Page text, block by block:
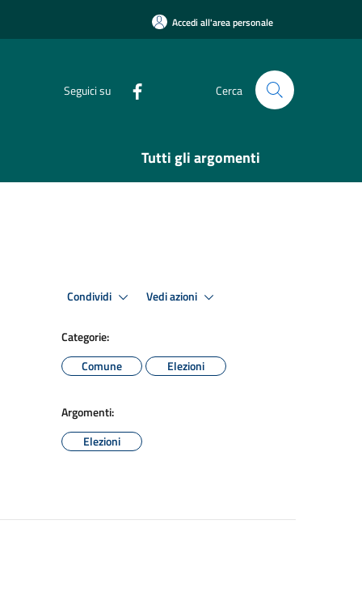
Accedi all'area personale
Seguici su Cerca
Tutti gli argomenti
Condividi Vedi azioni
Categorie:
Comune
Elezioni
Argomenti:
Elezioni